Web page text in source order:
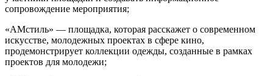
сопровождение мероприятия;
«АМстиль» — площадка, которая расскажет о современном
искусстве, молодежных проектах в сфере кино,
продемонстрирует коллекции одежды, созданные в рамках
проектов для молодежи;